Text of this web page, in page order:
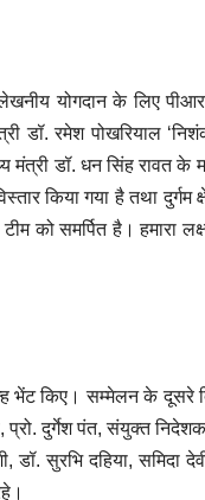
योगदान के लिए
रमेश पोखरियाल
डॉ. धन सिंह रावत के
किया गया है तथा दुर्गम
को समर्पित है। हमारा
भेंट किए। सम्मेलन के दूसरे
प्रो. दुर्गेश पंत, संयुक्त
सुरभि दहिया, समिदा